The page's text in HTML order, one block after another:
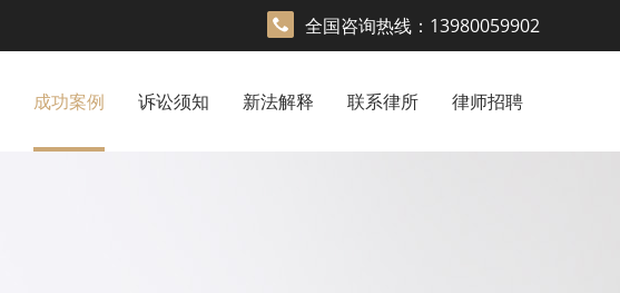
全国咨询热线：13980059902
成功案例 诉讼须知 新法解释 联系律所 律师招聘